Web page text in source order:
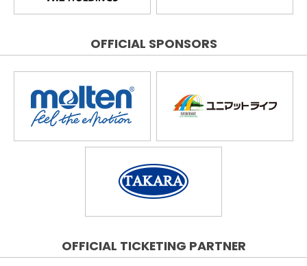
OFFICIAL SPONSORS
OFFICIAL TICKETING PARTNER